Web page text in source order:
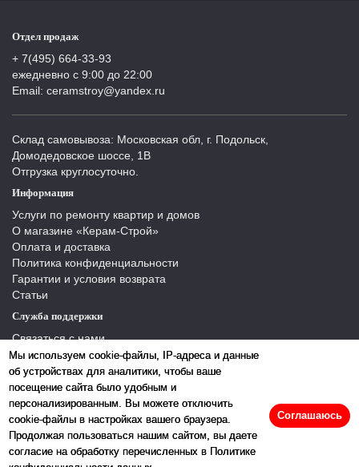
Мы используем cookie-файлы, IP-адреса и данные
об устройствах для аналитики, чтобы ваше
посещение сайта было удобным и
персонализированным. Вы можете отключить
cookie-файлы в настройках вашего браузера.
Продолжая пользоваться нашим сайтом, вы даете
согласие на обработку перечисленных в Политике
Соглашаюсь
Отдел продаж
+ 7(495) 664-33-93
ежедневно с 9:00 до 22:00
Email: ceramstroy@yandex.ru
Склад самовывоза: Московская обл, г. Подольск,
Домодедовское шоссе, 1В
Отгрузка круглосуточно.
Информация
Услуги по ремонту квартир и домов
О магазине «Керам-Строй»
Оплата и доставка
Политика конфиденциальности
Гарантии и условия возврата
Статьи
Служба поддержки
Связаться с нами
Отзывы
Производители
Карта сайта